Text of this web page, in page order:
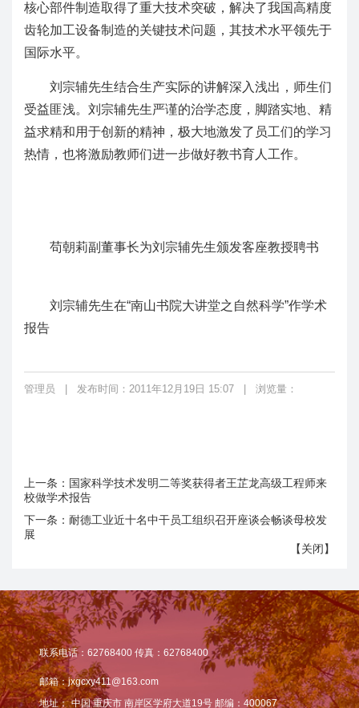
核心部件制造取得了重大技术突破，解决了我国高精度
齿轮加工设备制造的关键技术问题，其技术水平领先于
国际水平。
刘宗辅先生结合生产实际的讲解深入浅出，师生们
受益匪浅。刘宗辅先生严谨的治学态度，脚踏实地、精
益求精和用于创新的精神，极大地激发了员工们的学习
热情，也将激励教师们进一步做好教书育人工作。
苟朝莉副董事长为刘宗辅先生颁发客座教授聘书
刘宗辅先生在“南山书院大讲堂之自然科学”作学术
报告
管理员 发布时间：2011年12月19日 15:07 浏览量：
上一条： 国家科学技术发明二等奖获得者王芷龙高级工程师来
校做学术报告
下一条： 耐德工业近十名中干员工组织召开座谈会畅谈母校发
展
【关闭】
联系电话：62768400 传真：62768400
邮箱：jxgcxy411@163.com
地址： 中国 重庆市 南岸区学府大道19号 邮编：400067